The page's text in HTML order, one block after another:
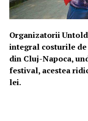
Organizatorii
integral costurile
din Cluj-Napoca,
festival, acestea
lei.